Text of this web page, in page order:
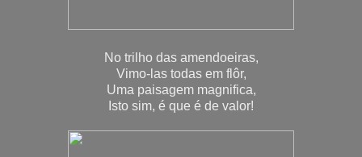
No trilho das amendoeiras,
Vimo-las todas em flôr,
Uma paisagem magnifica,
Isto sim, é que é de valor!